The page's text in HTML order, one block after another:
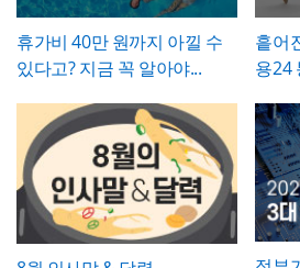
적인 검증을 거친 문서로서의 효력을 갖
관리하시기 바랍니다.
요 시간 등 정량적 근거를 제시하면 개선
요성이 훨씬 명확하게 전달됩니다. 개선
는 문제점에서 언급한 리스크가 해소되
향으로 구체적으로 서술하고, 기대효과
능한 한 수치화(업무시간 단축 몇 시간,
도 개선 등)해 목표와의 인과관계가 드
록 작성하는 것이 좋습니다.
개, 브랜드의 캠페인 기획 발표, 마케팅
제안, 미디어 플래닝 보고 자료 등 실무
요한 내용을 효과적으로 정리할 수 있으
광고 업체 등 다양한 분야에서 활용하
니다. 특히 임팩트 있고 트렌디한 톤으
에이티브한 인상을 남겨야 하는 실무자
획자에게 추천하는 템플릿입니다.
* 해당 템플릿에 사용된 폰트는 [
Slim Max ] 입니다.
폰트가 없을 경우 기본 폰트로 보입니다.
* 폰트는 따로 제공되지 않으므로 다운
파워포인트 > 배경템플릿 > 비즈니스/
배경템플릿 12P
휴가비 40만 원까지 아낄 수
있다고? 지금 꼭 알아야...
흩어
용24